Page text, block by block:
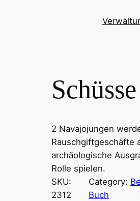
2 Navajojungen
Rauschgiftgeschäfte
archäologische
Rolle spielen.
SKU:
2312
Category:
Buch